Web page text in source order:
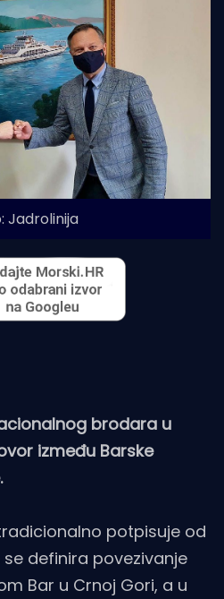
Jadrolinija
brodara u
između Barske
potpisuje od
se definira povezivanje
Bar u Crnoj Gori, a u